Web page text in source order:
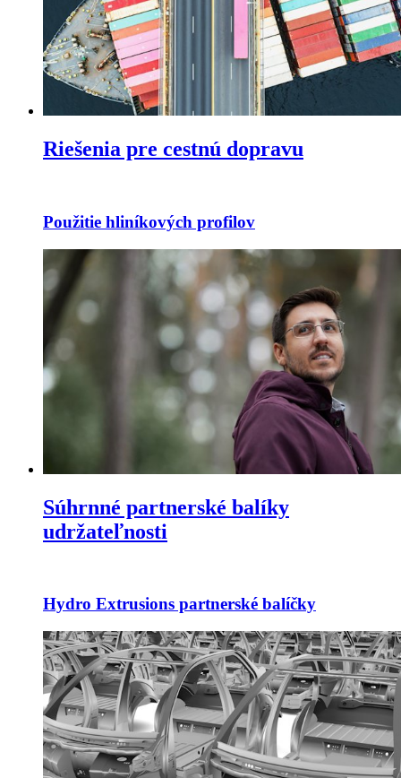
Riešenia pre cestnú dopravu
Použitie hliníkových profilov
Súhrnné partnerské balíky
udržateľnosti
Hydro Extrusions partnerské balíčky